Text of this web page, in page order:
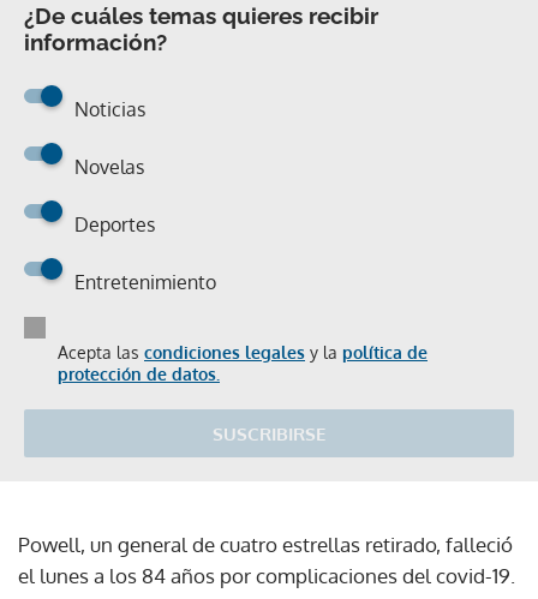
¿De cuáles temas quieres recibir
información?
Noticias
Novelas
Deportes
Entretenimiento
Acepta las condiciones legales y la política de
protección de datos.
SUSCRIBIRSE
Powell, un general de cuatro estrellas retirado, falleció
el lunes a los 84 años por complicaciones del covid-19.